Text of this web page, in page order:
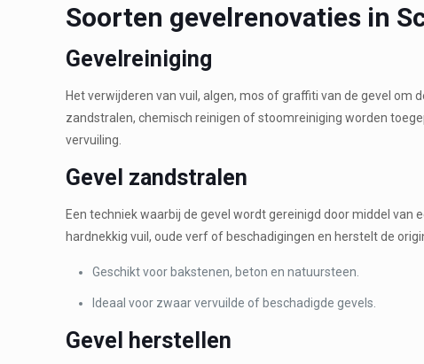
Soorten gevelrenovaties in
Gevelreiniging
Het verwijderen van vuil, algen, mos of graffiti van de gevel
zandstralen, chemisch reinigen of stoomreiniging worden
vervuiling.
Gevel zandstralen
Een techniek waarbij de gevel wordt gereinigd door middel
hardnekkig vuil, oude verf of beschadigingen en herstelt de
Geschikt voor bakstenen, beton en natuursteen.
Ideaal voor zwaar vervuilde of beschadigde gevels.
Gevel herstellen